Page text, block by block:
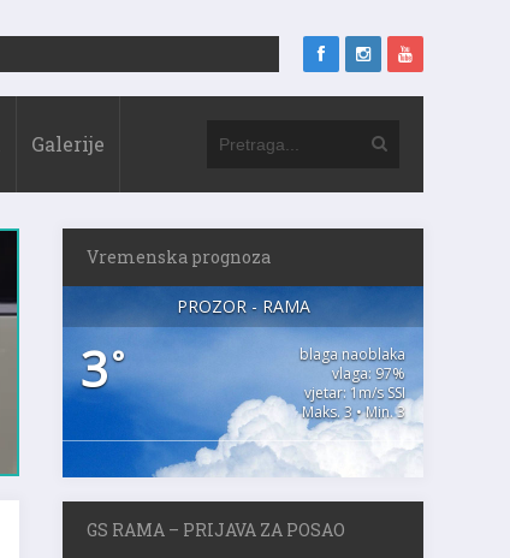
Galerije
Vremenska prognoza
PROZOR - RAMA
3°
blaga naoblaka
vlaga: 97%
vjetar: 1m/s SSI
Maks. 3 • Min. 3
GS RAMA – PRIJAVA ZA POSAO